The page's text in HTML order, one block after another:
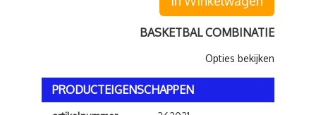
BASKETBAL COMBINATIE
Opties bekijken
PRODUCTEIGENSCHAPPEN